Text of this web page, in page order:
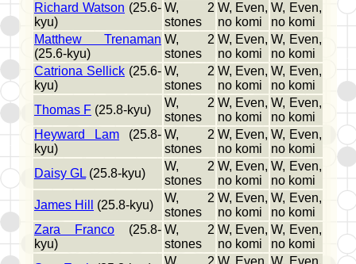
Richard Watson (25.6-
kyu)
W, 2
stones
W, Even,
no komi
W, Even,
no komi
Matthew Trenaman
(25.6-kyu)
W, 2
stones
W, Even,
no komi
W, Even,
no komi
Catriona Sellick (25.6-
kyu)
W, 2
stones
W, Even,
no komi
W, Even,
no komi
Thomas F (25.8-kyu)
W, 2
stones
W, Even,
no komi
W, Even,
no komi
Heyward Lam (25.8-
kyu)
W, 2
stones
W, Even,
no komi
W, Even,
no komi
Daisy GL(25.8-kyu)
W, 2
stones
W, Even,
no komi
W, Even,
no komi
James Hill
(25.8-kyu)
W, 2
stones
W, Even,
no komi
W, Even,
no komi
Zara Franco (25.8-
kyu)
W, 2
stones
W, Even,
no komi
W, Even,
no komi